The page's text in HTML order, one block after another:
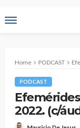
Home PODCAST
PODCAST
2022. (c/